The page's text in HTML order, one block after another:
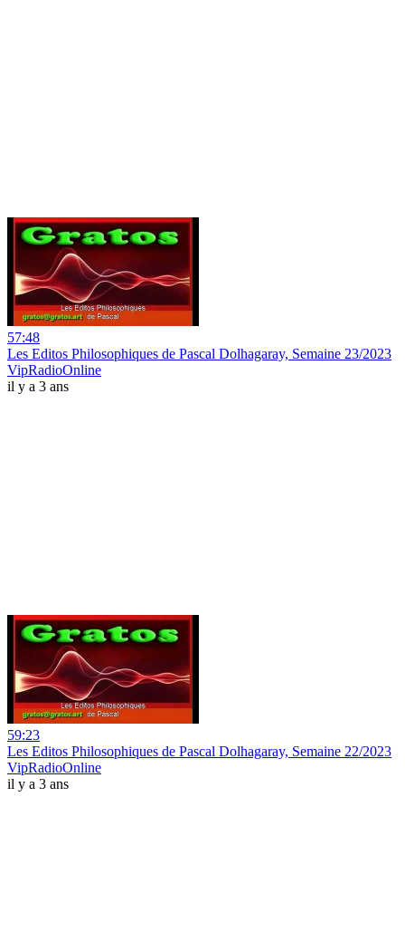
57:48
Les Editos Philosophiques de Pascal Dolhagaray, Semaine 23/2023
VipRadioOnline
il y a 3 ans
59:23
Les Editos Philosophiques de Pascal Dolhagaray, Semaine 22/2023
VipRadioOnline
il y a 3 ans